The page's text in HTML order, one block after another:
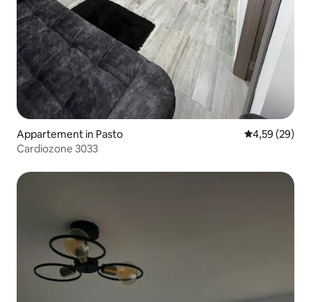
Appartement in Pasto Gemiddelde
4,59 (29)
Cardiozone 3033